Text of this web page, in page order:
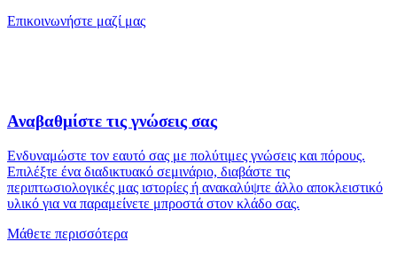
Επικοινωνήστε μαζί μας
Αναβαθμίστε τις γνώσεις σας
Ενδυναμώστε τον εαυτό σας με πολύτιμες γνώσεις και πόρους.
Επιλέξτε ένα διαδικτυακό σεμινάριο, διαβάστε τις
περιπτωσιολογικές μας ιστορίες ή ανακαλύψτε άλλο αποκλειστικό
υλικό για να παραμείνετε μπροστά στον κλάδο σας.
Μάθετε περισσότερα